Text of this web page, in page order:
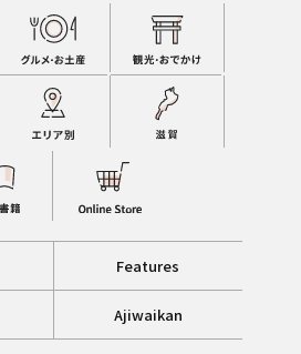
Features
Ajiwaikan